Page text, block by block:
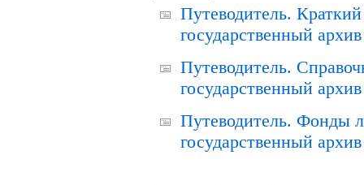
Путеводитель.
государственный
Путеводитель.
государственный
Путеводитель. Фонды
государственный